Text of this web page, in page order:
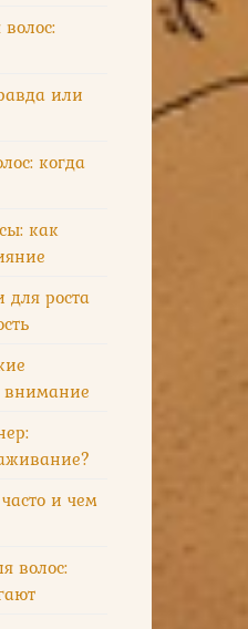
или
когда
как
для роста
внимание
и чем
волос: